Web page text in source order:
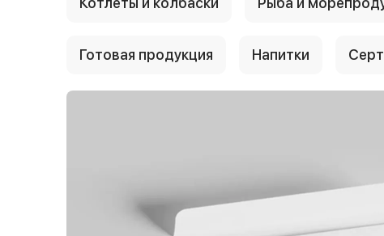
Готовая продукция Напитки